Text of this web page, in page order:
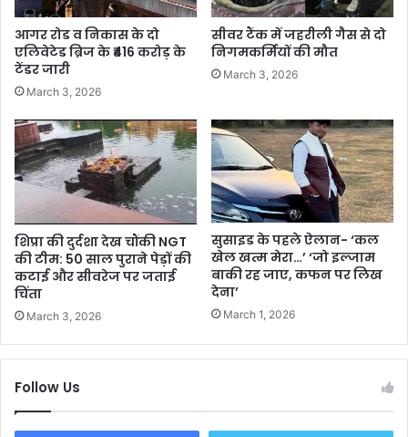
आगर रोड व निकास के दो
एलिवेटेड ब्रिज के ₹416 करोड़ के
टेंडर जारी
March 3, 2026
सीवर टैंक में जहरीली गैस से दो
निगमकर्मियों की मौत
March 3, 2026
शिप्रा की दुर्दशा देख चौंकी NGT
की टीम: 50 साल पुराने पेड़ों की
कटाई और सीवरेज पर जताई
चिंता
March 3, 2026
सुसाइड के पहले ऐलान- ‘कल
खेल खत्म मेरा…’ ‘जो इल्जाम
बाकी रह जाए, कफन पर लिख
देना’
March 1, 2026
Follow Us